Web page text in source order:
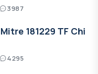
3987
181229 TF Chi
4295